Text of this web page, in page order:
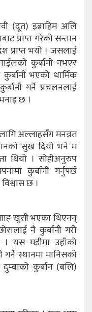
(दूत) इब्राहिम अलि
प्राप्त गरेको सन्तान
प्राप्त भयो । जसलाई
कुर्बानी नभएर
भएको धार्मिक
गर्ने प्रचलनलाई
छ ।
लागि अल्लाहसँग मनन्नत
सुख दियो भने म
थियो । सोहीअनुरुप
कुर्बानी गर्नुपर्छ
छ ।
खुसी भएका थिएनन्
नै कुर्बानी गरी
। यस घडीमा उहाँको
स्थानमा मानिसको
कुर्बान (बलि)